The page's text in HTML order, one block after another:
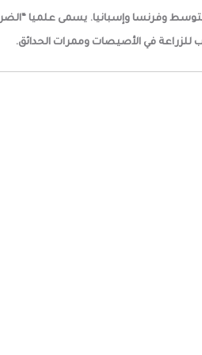
يسمى علميا
للزراعة في الأصيصات وممرات الحدائق.